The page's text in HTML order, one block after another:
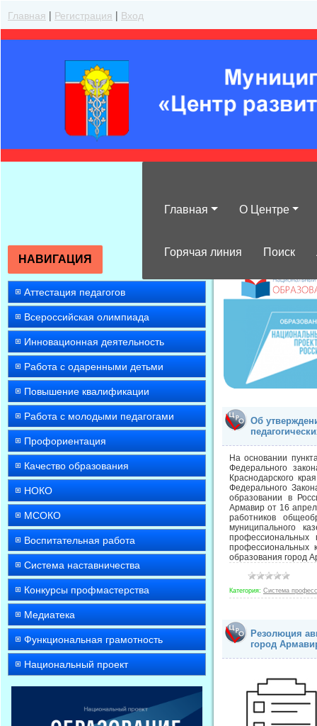
Главная | Регистрация | Вход
Главная О Центре
Горячая линия Поиск
НАВИГАЦИЯ
Аттестация педагогов
Всероссийская олимпиада
Инновационная деятельность
Работа с одаренными детьми
Повышение квалификации
Работа с молодыми педагогами
Профориентация
Качество образования
НОКО
МСОКО
Воспитательная работа
Система наставничества
Конкурсы профмастерства
Медиатека
Функциональная грамотность
Национальный проект
Об
На основании
Федерального
Краснодарского
Федерального
образовании в
Армавир от 16
работников
муниципального
профессиональных
профессиональных
образования город
Категория: Система
Резолюция
город